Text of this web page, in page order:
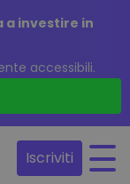
a investire in
accessibili.
Iscriviti